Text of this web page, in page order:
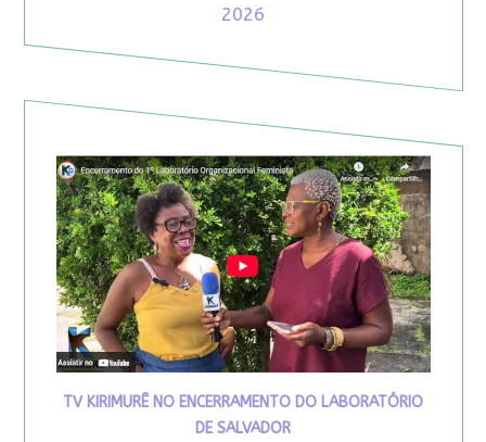
2026
TV KIRIMURÊ NO ENCERRAMENTO DO LABORATÓRIO
DE SALVADOR